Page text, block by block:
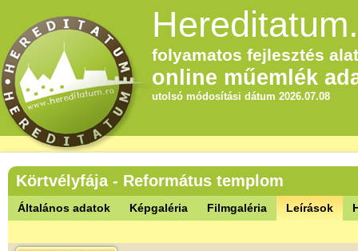
folyamatos fejlesztés
online műemlék
utolsó módosítási dátum 2026.07.08
Körtvélyfája - Református templom
Általános adatok Képgaléria Filmgaléria Leírások